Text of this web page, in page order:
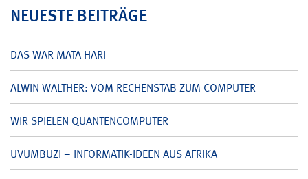
NEUESTE BEITRÄGE
DAS WAR MATA HARI
ALWIN WALTHER: VOM RECHENSTAB ZUM COMPUTER
WIR SPIELEN QUANTENCOMPUTER
UVUMBUZI – INFORMATIK-IDEEN AUS AFRIKA